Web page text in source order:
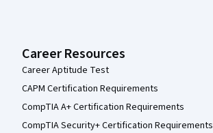
Career Resources
Career Aptitude Test
CAPM Certification Requirements
CompTIA A+ Certification Requirements
CompTIA Security+ Certification Requirements